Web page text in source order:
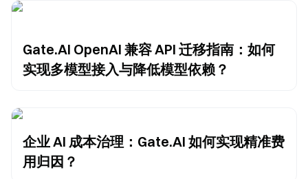
Gate.AI OpenAI 兼容 API 迁移指南：如何
实现多模型接入与降低模型依赖？
企业 AI 成本治理：Gate.AI 如何实现精准费
用归因？